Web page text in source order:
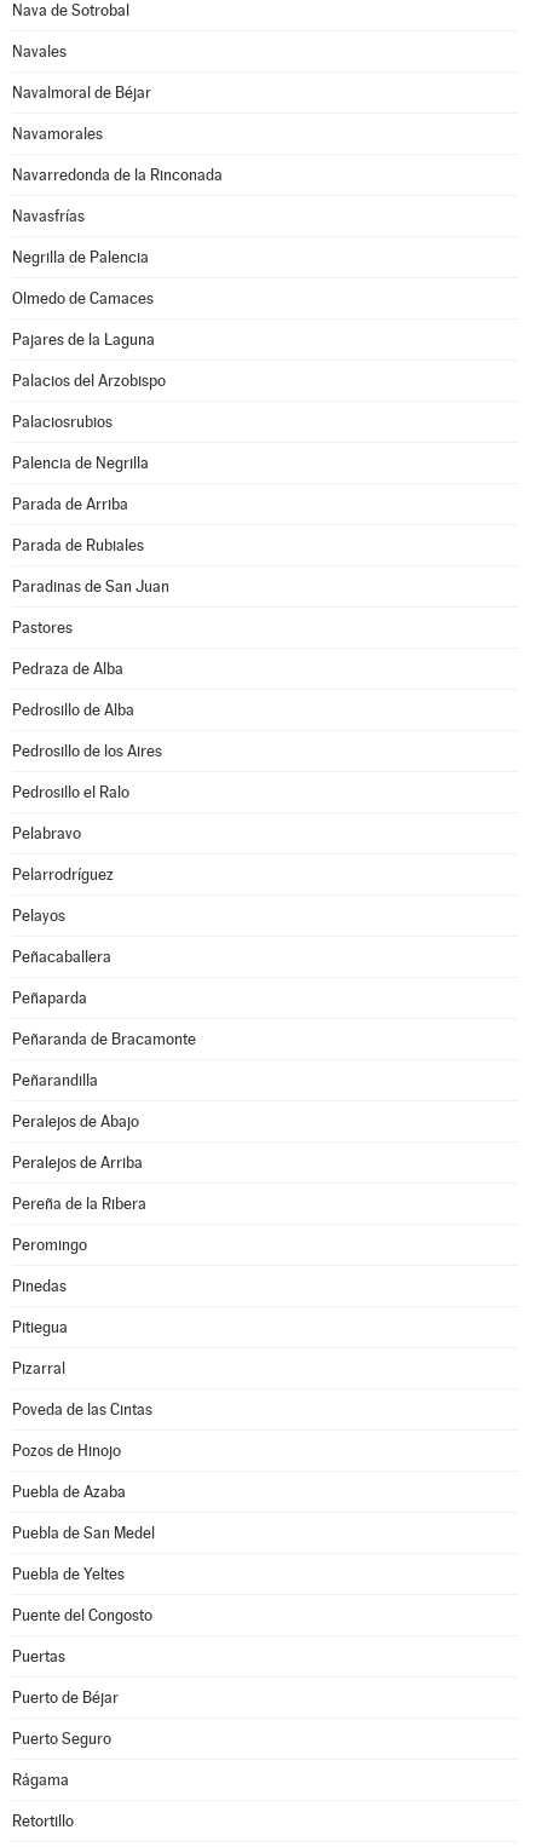
Nava de Sotrobal
Navales
Navalmoral de Béjar
Navamorales
Navarredonda de la Rinconada
Navasfrías
Negrilla de Palencia
Olmedo de Camaces
Pajares de la Laguna
Palacios del Arzobispo
Palaciosrubios
Palencia de Negrilla
Parada de Arriba
Parada de Rubiales
Paradinas de San Juan
Pastores
Pedraza de Alba
Pedrosillo de Alba
Pedrosillo de los Aires
Pedrosillo el Ralo
Pelabravo
Pelarrodríguez
Pelayos
Peñacaballera
Peñaparda
Peñaranda de Bracamonte
Peñarandilla
Peralejos de Abajo
Peralejos de Arriba
Pereña de la Ribera
Peromingo
Pinedas
Pitiegua
Pizarral
Poveda de las Cintas
Pozos de Hinojo
Puebla de Azaba
Puebla de San Medel
Puebla de Yeltes
Puente del Congosto
Puertas
Puerto de Béjar
Puerto Seguro
Rágama
Retortillo